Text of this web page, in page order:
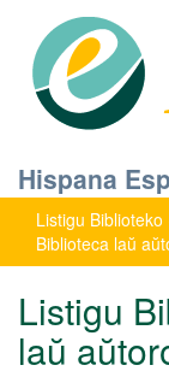
Hispana
Listigu Biblioteko
Biblioteca laŭ
Listigu
laŭ